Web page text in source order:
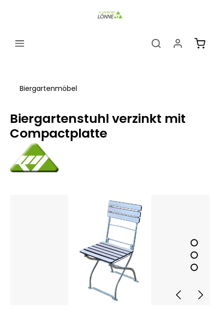
Biergartenmöbel
Biergartenstuhl verzinkt mit
Compactplatte